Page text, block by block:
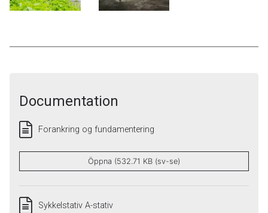
Documentation
Forankring og fundamentering
Öppna (532.71 KB (sv-se)
Sykkelstativ A-stativ